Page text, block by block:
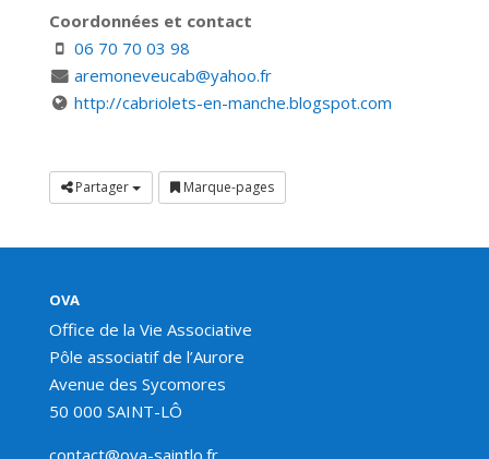
Coordonnées et contact
06 70 70 03 98
aremoneveucab@yahoo.fr
http://cabriolets-en-manche.blogspot.com
Partager Marque-pages
OVA
Office de la Vie Associative
Pôle associatif de l’Aurore
Avenue des Sycomores
50 000 SAINT-LÔ
contact@ova-saintlo.fr